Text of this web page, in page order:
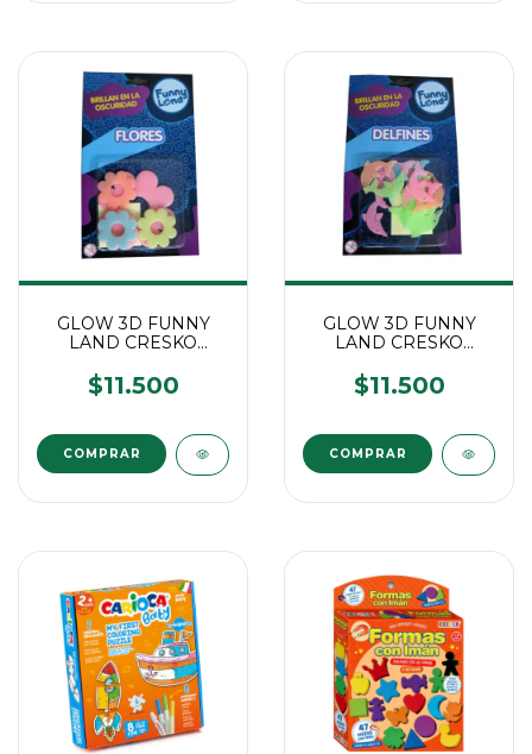
GLOW 3D FUNNY
LAND CRESKO
$11.500
GLOW 3D FUNNY
LAND CRESKO
$11.500